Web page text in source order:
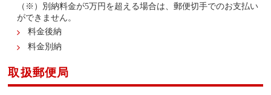
（※）別納料金が5万円を超える場合は、郵便切手でのお支払い
ができません。
料金後納
料金別納
取扱郵便局